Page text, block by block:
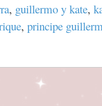
, guillermo y kate,
, principe